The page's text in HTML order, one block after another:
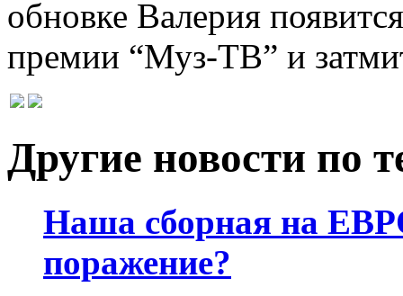
обновке Валерия
премии “Муз-ТВ” и
Другие новости по
Наша сборная на
поражение?